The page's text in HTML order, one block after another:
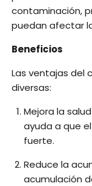
contaminación,
puedan afectar
Beneficios
Las ventajas del
diversas:
Mejora la
ayuda a que
fuerte.
Reduce la
acumulación